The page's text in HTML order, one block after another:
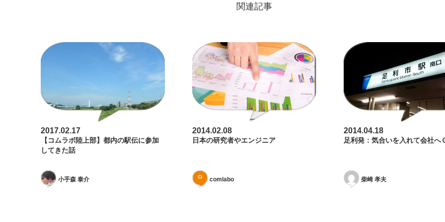
関連記事
2017.02.17
【コムラボ陸上部】都内の駅伝に参加
してきた話
小手森 泰介
2014.02.08
日本の研究者やエンジニア
comlabo
2014.04.18
足利発：気合いを入れて会社へ
柴崎 孝夫